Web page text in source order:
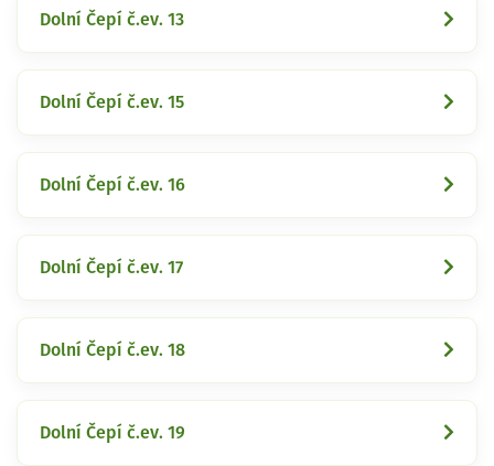
Dolní Čepí č.ev. 13
Dolní Čepí č.ev. 15
Dolní Čepí č.ev. 16
Dolní Čepí č.ev. 17
Dolní Čepí č.ev. 18
Dolní Čepí č.ev. 19